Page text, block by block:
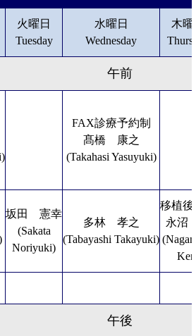
火曜日
Tuesday
水曜日
Wednesday
木
午前
FAX診療予約制
髙橋 康之
(Takahasi Yasuyuki)
坂田 憲幸
(Sakata
Noriyuki)
多林 孝之
(Tabayashi Takayuki)
移植
永沼
午後